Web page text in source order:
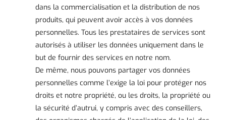
dans la commercialisation et la distribution de nos
produits, qui peuvent avoir accès à vos données
personnelles. Tous les prestataires de services sont
autorisés à utiliser les données uniquement dans le
but de fournir des services en notre nom.
De même, nous pouvons partager vos données
personnelles comme l’exige la loi pour protéger nos
droits et notre propriété, ou les droits, la propriété ou
la sécurité d’autrui, y compris avec des conseillers,